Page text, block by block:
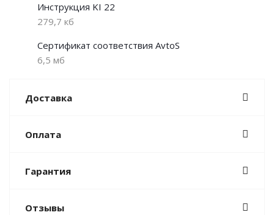
Инструкция KI 22
279,7 кб
Сертификат соответствия AvtoS
6,5 мб
Доставка
Оплата
Гарантия
Отзывы